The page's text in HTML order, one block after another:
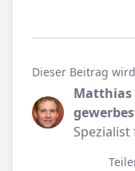
Dieser Beitrag
Matthias